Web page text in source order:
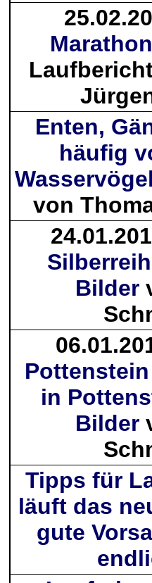
Enten,
häufig
von
Bilder
in
Bilder
Tipps für
läuft das
gute